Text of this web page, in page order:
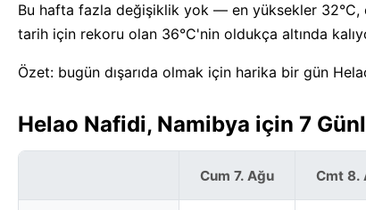
Bu hafta fazla değişiklik yok — en yüksekler 32°C,
tarih için rekoru olan 36°C'nin oldukça altında
Özet: bugün dışarıda olmak için harika bir gün
Helao Nafidi, Namibya için 7
Cum 7. Ağu Cmt 8.